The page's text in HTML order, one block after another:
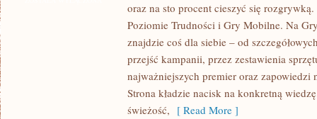
oraz na sto procent cieszyć się
Poziomie Trudności i Gry Mobilne. Na
znajdzie coś dla siebie – od
przejść kampanii, przez zestawienia
najważniejszych premier oraz zapowiedzi
Strona kładzie nacisk na konkretną
świeżość, [ Read More ]